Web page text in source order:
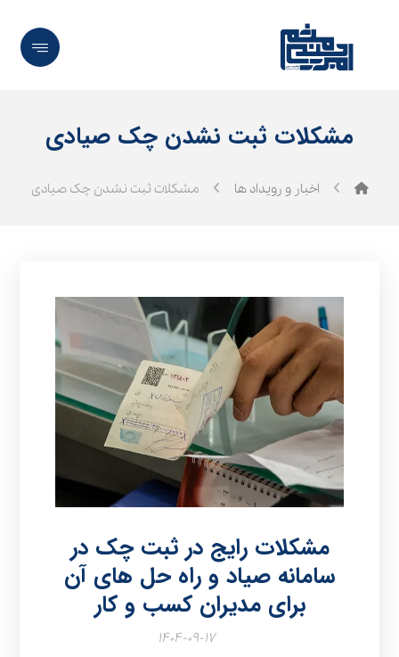
مشکلات ثبت نشدن چک صیادی
اخبار و رویداد ها مشکلات ثبت نشدن چک صیادی
مشکلات رایج در ثبت چک در
سامانه صیاد و راه‌ حل‌ های آن
برای مدیران کسب و کار
۱۴۰۴-۰۹-۱۷